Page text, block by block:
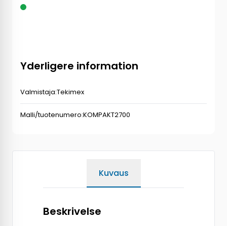
Yderligere information
Valmistaja:Tekimex
Malli/tuotenumero:KOMPAKT2700
Kuvaus
Beskrivelse